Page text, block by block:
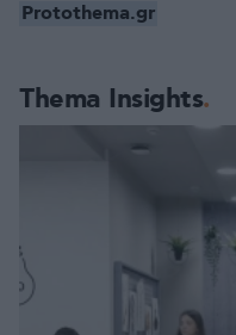
Thema Insights
Protothema.gr